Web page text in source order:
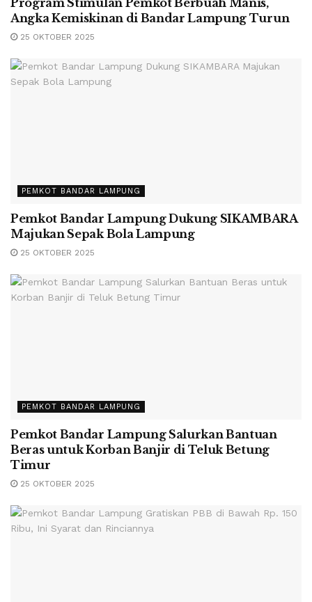
Program Stimulan Pemkot Berbuah Manis,
Angka Kemiskinan di Bandar Lampung Turun
25 OKTOBER 2025
PEMKOT BANDAR LAMPUNG
Pemkot Bandar Lampung Dukung SIKAMBARA
Majukan Sepak Bola Lampung
25 OKTOBER 2025
PEMKOT BANDAR LAMPUNG
Pemkot Bandar Lampung Salurkan Bantuan
Beras untuk Korban Banjir di Teluk Betung
Timur
25 OKTOBER 2025